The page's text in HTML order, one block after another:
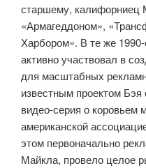
старшему, калифорниец
«Армагеддоном»,
Харбором». В те же
активно участвовал в
для масштабных
известным проектом Бэя
видео-серия о коровьем
американской
этом первоначально
Майкла, провело целое